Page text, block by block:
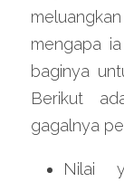
mengapa
baginya
Berikut
gagalnya
Nilai